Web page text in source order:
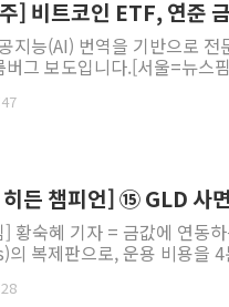
] 비트코인 ETF, 연준
지능(AI) 번역을 기반으로
그 보도입니다.[서울=뉴스
든 챔피언] ⑮ GLD 사
황숙혜 기자 = 금값에 연동
복제판으로, 운용 비용을